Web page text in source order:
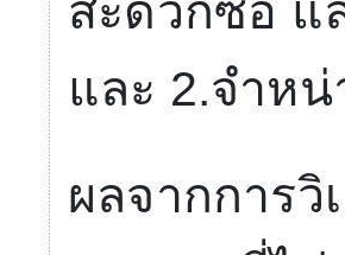
สะดวกซื้อ แ
และ 2.จำหน่
ผลจากการวิ